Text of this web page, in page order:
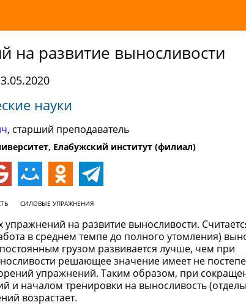
на развитие выносливости
науки
, старший преподаватель
Елабужский институт (филиал)
СИЛОВЫЕ УПРАЖНЕНИЯ
на развитие выносливости.
в среднем темпе до полного утомления)
грузом развивается лучше, чем при
решающее значение имеет не
упражнений. Таким образом, при
началом тренировки на выносливость
возрастает.